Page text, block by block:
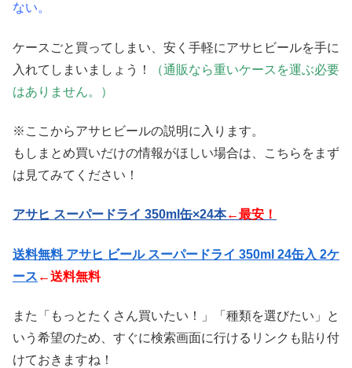
ない。
ケースごと買ってしまい、安く手軽にアサヒビールを手に
入れてしまいましょう！
（通販なら重いケースを運ぶ必要
はありません。）
※ここからアサヒビールの説明に入ります。
もしまとめ買いだけの情報がほしい場合は、こちらをまず
は見てみてください！
アサヒ スーパードライ 350ml缶×24本←最安！
送料無料 アサヒ ビール スーパードライ 350ml 24缶入 2ケ
ース ←送料無料
また「もっとたくさん買いたい！」「種類を選びたい」と
いう希望のため、すぐに検索画面に行けるリンクも貼り付
けておきますね！